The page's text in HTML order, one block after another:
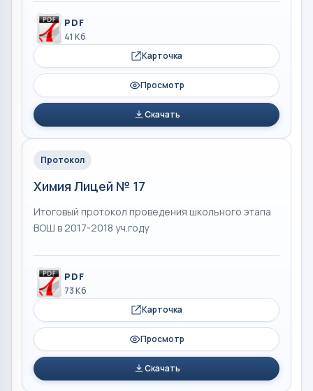
PDF
41 Кб
Карточка
Просмотр
Скачать
Протокол
Химия Лицей № 17
Итоговый протокол проведения школьного этапа
ВОШ в 2017-2018 уч.году
PDF
73 Кб
Карточка
Просмотр
Скачать